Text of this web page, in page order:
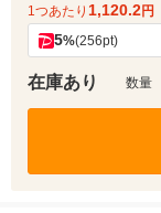
1つあたり 1,120.2円
5%(256pt)
在庫あり 数量